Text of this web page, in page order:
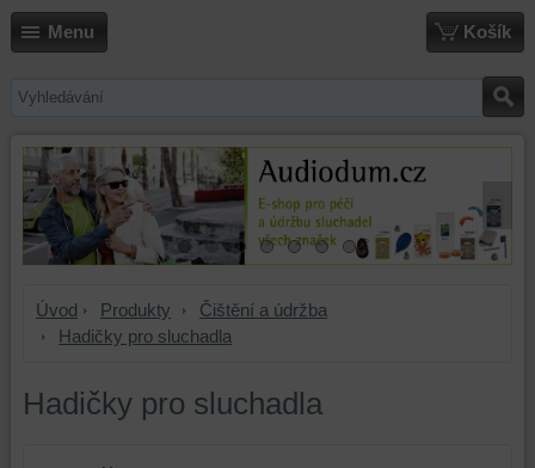
Menu Košík
Úvod Produkty
Čištění a údržba
Hadičky pro sluchadla
Hadičky pro sluchadla